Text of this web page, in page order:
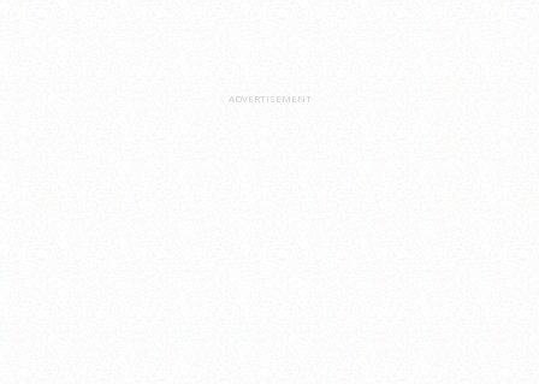
ADVERTISEMENT